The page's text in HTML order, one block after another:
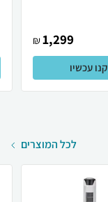
1,299
₪
קנו עכשיו
לכל המוצרים